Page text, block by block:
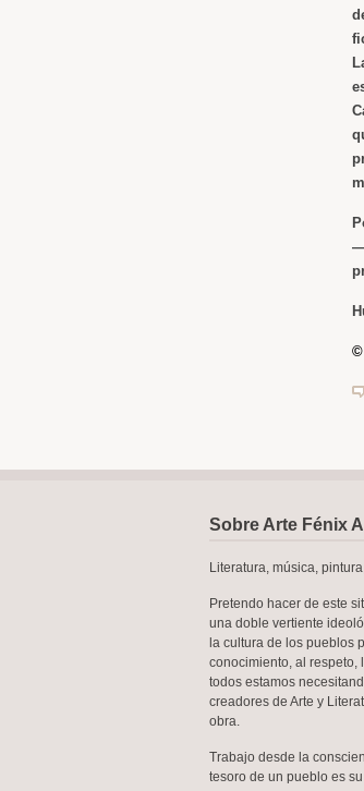
©
Sobre Arte Fénix
Literatura, música,
Pretendo hacer de este
una doble vertiente
la cultura de los pueblos
conocimiento, al respeto,
todos estamos
creadores de Arte y
obra.
Trabajo desde la
tesoro de un pueblo es